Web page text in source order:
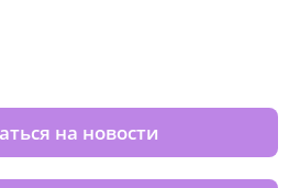
на новости